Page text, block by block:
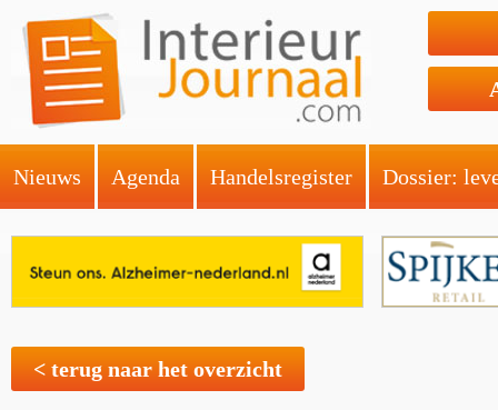
Nieuws Agenda Handelsregister Dossier:
< terug naar het overzicht